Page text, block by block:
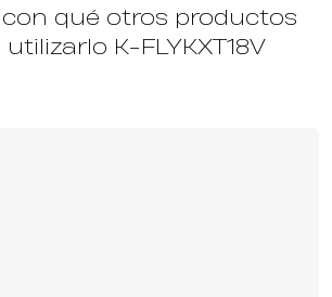
con qué otros productos
K-FLYKXT18V